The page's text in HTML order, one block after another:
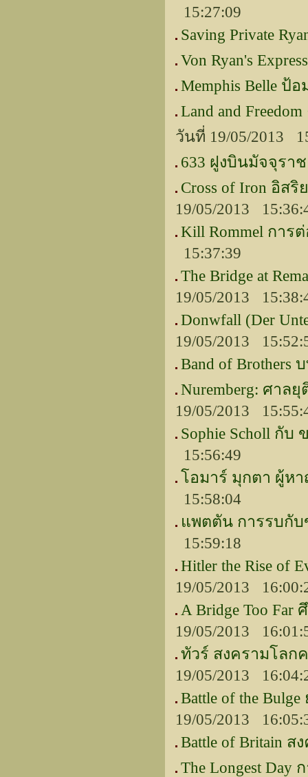
15:27:09
Saving Private
Von Ryan's
Memphis Belle ป้
Land and
วันที่ 19/05/2013
633 ฝูงบินมัจจุราช
Cross of Iron อิส
19/05/2013
Kill Rommel กา
15:37:39
The Bridge at
19/05/2013
Donwfall (Der
19/05/2013
Band of Brothers
Nuremberg: ศาล
19/05/2013
Sophie Scholl กั
15:56:49
โอมาร์ มุกตา ผู้ห
15:58:04
แพตตัน การรบกั
15:59:18
Hitler the Rise of
19/05/2013
A Bridge Too
19/05/2013
ทัวร์ สงครามโลกค
19/05/2013
Battle of the
19/05/2013
Battle of Britain
The Longest